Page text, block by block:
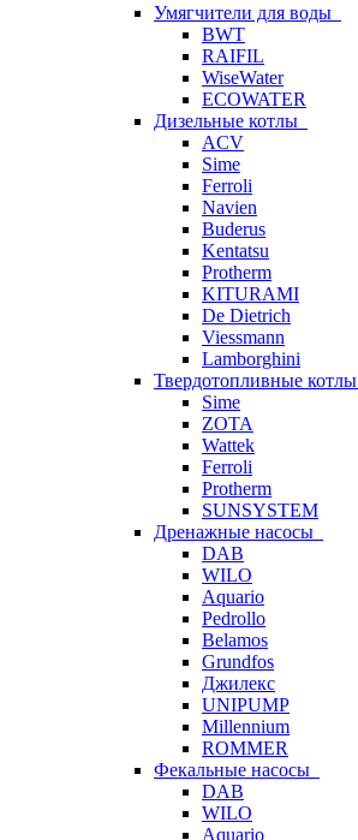
Умягчители для воды
BWT
RAIFIL
WiseWater
ECOWATER
Дизельные котлы
ACV
Sime
Ferroli
Navien
Buderus
Kentatsu
Protherm
KITURAMI
De Dietrich
Viessmann
Lamborghini
Твердотопливные котлы
Sime
ZOTA
Wattek
Ferroli
Protherm
SUNSYSTEM
Дренажные насосы
DAB
WILO
Aquario
Pedrollo
Belamos
Grundfos
Джилекс
UNIPUMP
Millennium
ROMMER
Фекальные насосы
DAB
WILO
Aquario